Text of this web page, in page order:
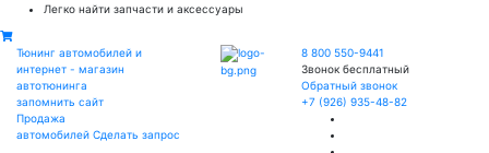
Легко найти запчасти и аксессуары
Тюнинг автомобилей и
интернет - магазин
автотюнинга
запомнить сайт
Продажа
автомобилей Сделать запрос
8 800 550-9441
Звонок бесплатный
Обратный звонок
+7 (926) 935-48-82